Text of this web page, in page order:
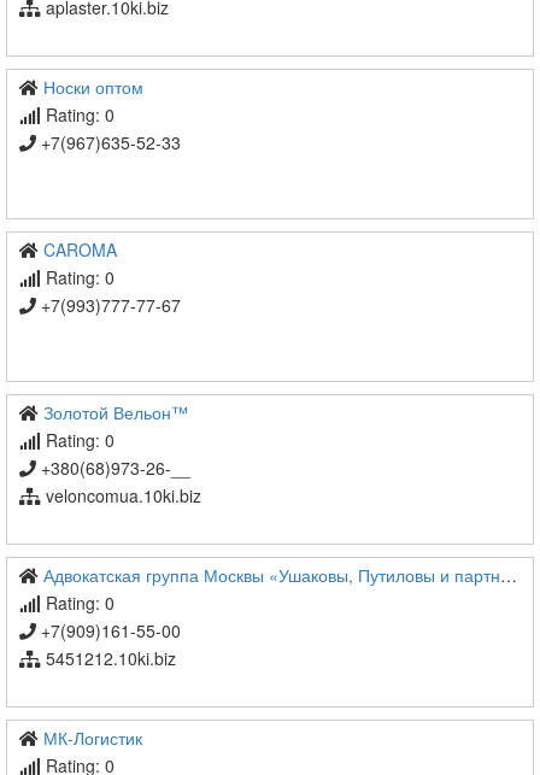
aplaster.10ki.biz
Носки оптом
Rating: 0
+7(967)635-52-33
CAROMA
Rating: 0
+7(993)777-77-67
Золотой Вельон™
Rating: 0
+380(68)973-26-__
veloncomua.10ki.biz
Адвокатская группа Москвы «Ушаковы, Путиловы и партнеры»
Rating: 0
+7(909)161-55-00
5451212.10ki.biz
МК-Логистик
Rating: 0